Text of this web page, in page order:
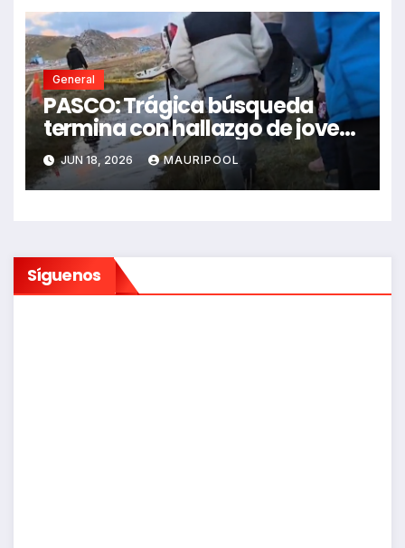
General
PASCO: Trágica búsqueda
termina con hallazgo de joven
sin vida en Rancas
JUN 18, 2026 MAURIPOOL
Síguenos